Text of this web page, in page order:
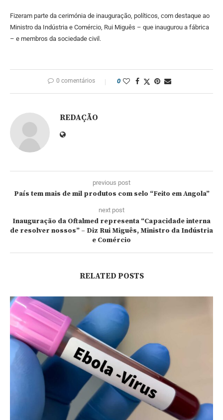
Fizeram parte da cerimónia de inauguração, políticos, com destaque ao
Ministro da Indústria e Comércio, Rui Miguês – que inaugurou a fábrica
– e membros da sociedade civil.
0 comentários 0
REDAÇÃO
previous post
País tem mais de mil produtos com selo “Feito em Angola”
next post
Inauguração da Oftalmed representa “Capacidade interna
de resolver nossos” – Diz Rui Miguês, Ministro da Indústria
e Comércio
RELATED POSTS